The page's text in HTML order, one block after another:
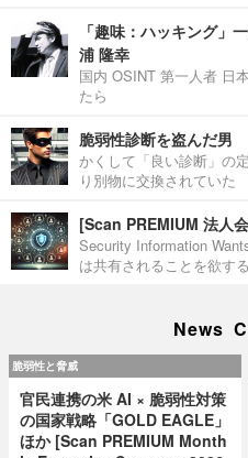
「趣味：ハッキング」
浦 隆幸
国内 OSINT 第一人者 日
たら
脆弱性診断を盗んだ男
かくして「良い診断」の
り別物に交換されていた
[Scan PREMIUM 法人
Security Information
は共有されることを欲する
News
脆弱性と脅威
官民連携の米 AI × 脆弱性対策
の国家戦略「GOLD EAGLE」
ほか [Scan PREMIUM Month